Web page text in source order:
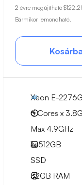
2 évre megújítható
Bármikor lemondható.
Xeon E-2276G
6 Cores x
Max 4.9GHz
1x512GB
SSD
32GB RAM